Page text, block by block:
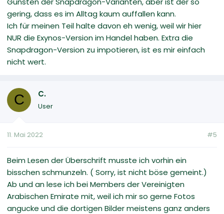
gering, dass es im Alltag kaum auffallen kann.
Ich für meinen Teil halte davon eh wenig, weil wir hier
NUR die Exynos-Version im Handel haben. Extra die
Snapdragon-Version zu impotieren, ist es mir einfach
nicht wert.
C C.
User
11. Mai 2022 #5
Beim Lesen der Überschrift musste ich vorhin ein
bisschen schmunzeln. ( Sorry, ist nicht böse gemeint.)
Ab und an lese ich bei Members der Vereinigten
Arabischen Emirate mit, weil ich mir so gerne Fotos
angucke und die dortigen Bilder meistens ganz anders